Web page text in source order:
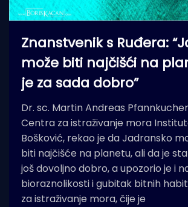
Znanstvenik s Ruđera:
može biti najčišći na
je za sada dobro”
Dr. sc. Martin Andreas
Centra za istraživanje mora
Bošković, rekao je da Jadransko
biti najčišće na planetu, ali da je
još dovoljno dobro, a upozorio je i
bioraznolikosti i gubitak bitnih
za istraživanje mora, čije je